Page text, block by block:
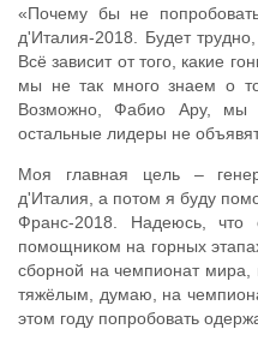
«Почему бы не
д'Италия-2018. Будет
Всё зависит от того, какие
мы не так много знаем о
Возможно, Фабио Ару,
остальные лидеры не
Моя главная цель –
д'Италия, а потом я буду
Франс-2018. Надеюсь, что
помощником на горных
сборной на чемпионат мира,
тяжёлым, думаю, на
этом году попробовать